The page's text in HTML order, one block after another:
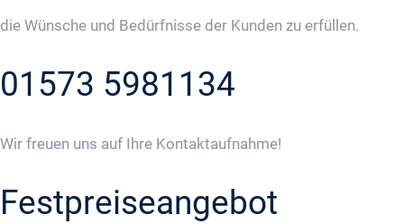
die Wünsche und Bedürfnisse der Kunden zu erfüllen.
01573 5981134
Wir freuen uns auf Ihre Kontaktaufnahme!
Festpreiseangebot